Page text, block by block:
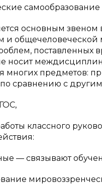
самообразование
основным звеном
общечеловеческой
поставленных
носит
многих предметов:
по сравнению с
классного
— связывают